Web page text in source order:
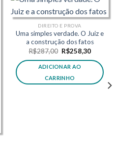
DIREITO E PROVA
Uma simples verdade. O Juiz e
a construção dos fatos
R$287,00 O
original
era:
R$287,00.
R$258,30O
atual
ADICIONAR AO
CARRINHO